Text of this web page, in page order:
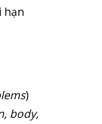
hạn
)
body,